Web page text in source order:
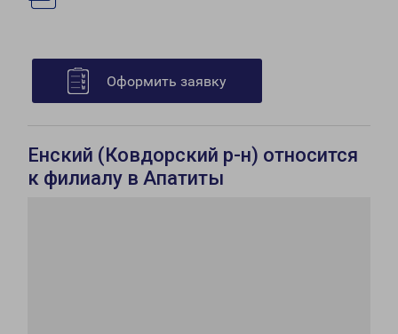
Оформить заявку
Енский (Ковдорский р-н) относится
к филиалу в Апатиты